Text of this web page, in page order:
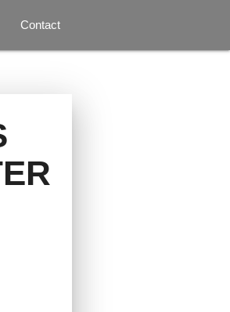
Contact